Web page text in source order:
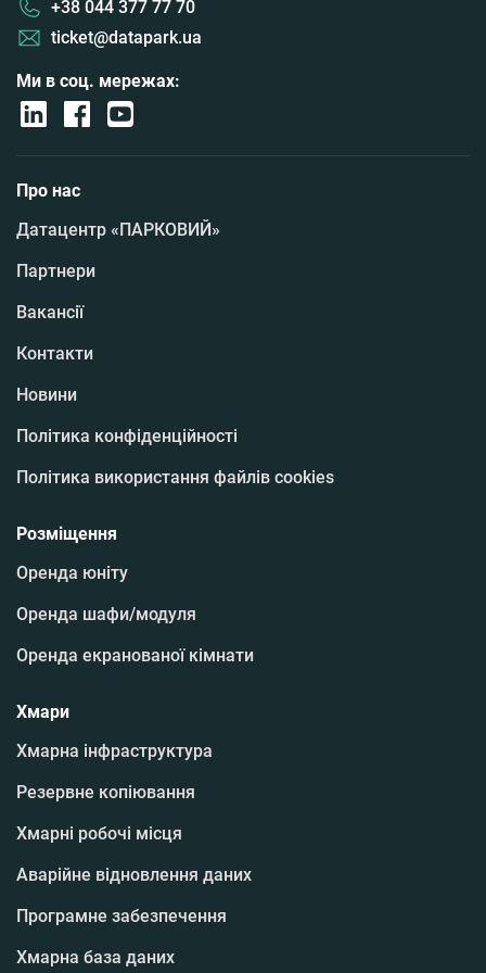
+38 044 377 77 70
ticket@datapark.ua
Ми в соц. мережах:
Про нас
Датацентр «ПАРКОВИЙ»
Партнери
Вакансії
Контакти
Новини
Політика конфіденційності
Політика використання файлів cookies
Розміщення
Оренда юніту
Оренда шафи/модуля
Оренда екранованої кімнати
Хмари
Хмарна інфраструктура
Резервне копіювання
Хмарні робочі місця
Аварійне відновлення даних
Програмне забезпечення
Хмарна база даних